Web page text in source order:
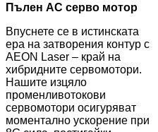
Пълен AC серво мотор
Впуснете се в истинската
ера на затворения контур с
AEON Laser – край на
хибридните сервомотори.
Нашите изцяло
променливотокови
сервомотори осигуряват
моментално ускорение при